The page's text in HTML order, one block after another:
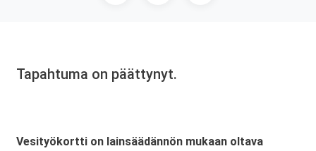
Tapahtuma on päättynyt.
Vesityökortti on lainsäädännön mukaan oltava